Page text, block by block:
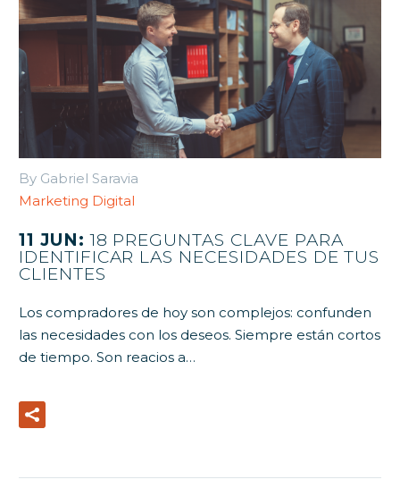
By Gabriel Saravia
Marketing Digital
11 JUN:18 PREGUNTAS CLAVE PARA
IDENTIFICAR LAS NECESIDADES DE TUS
CLIENTES
Los compradores de hoy son complejos: confunden
las necesidades con los deseos. Siempre están cortos
de tiempo. Son reacios a…